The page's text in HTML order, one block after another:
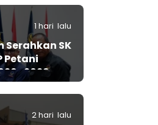
1 hari lalu
Serahkan SK
Petani
Pimpin
2 hari lalu